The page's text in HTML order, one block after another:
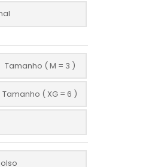
Tamanho ( M = 3 )
Tamanho ( XG = 6 )